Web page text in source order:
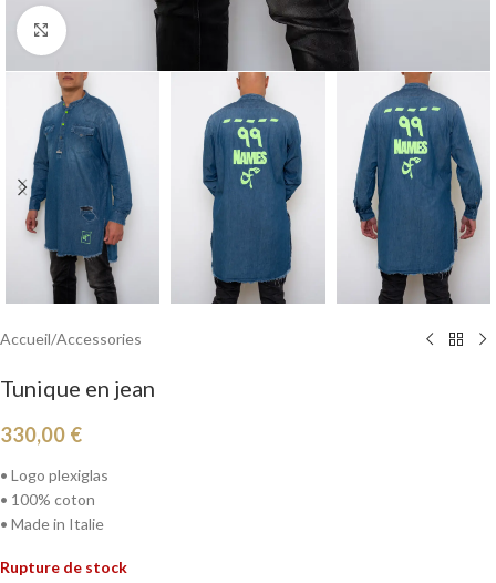
Click to enlarge
Accueil/Accessories
Tunique en jean
330,00 €
• Logo plexiglas
• 100% coton
• Made in Italie
Rupture de stock